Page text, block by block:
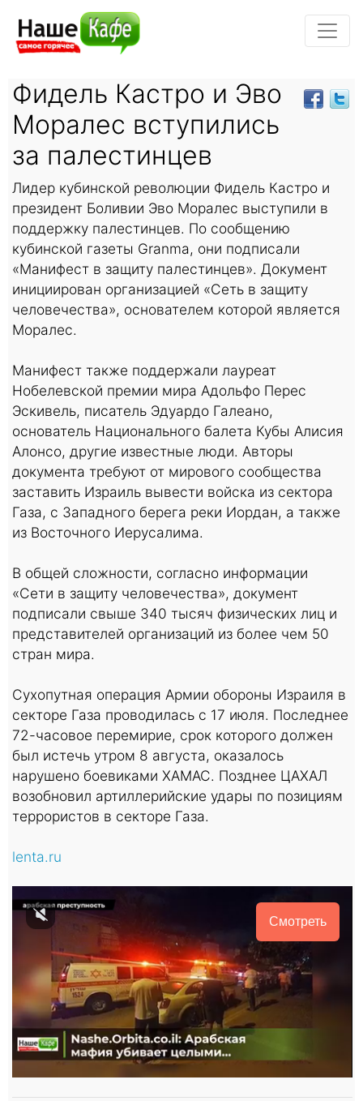
Фидель Кастро и Эво
Моралес вступились
за палестинцев
Лидер кубинской революции Фидель Кастро и
президент Боливии Эво Моралес выступили в
поддержку палестинцев. По сообщению
кубинской газеты Granma, они подписали
«Манифест в защиту палестинцев». Документ
инициирован организацией «Сеть в защиту
человечества», основателем которой является
Моралес.
Манифест также поддержали лауреат
Нобелевской премии мира Адольфо Перес
Эскивель, писатель Эдуардо Галеано,
основатель Национального балета Кубы Алисия
Алонсо, другие известные люди. Авторы
документа требуют от мирового сообщества
заставить Израиль вывести войска из сектора
Газа, с Западного берега реки Иордан, а также
из Восточного Иерусалима.
В общей сложности, согласно информации
«Сети в защиту человечества», документ
подписали свыше 340 тысяч физических лиц и
представителей организаций из более чем 50
стран мира.
Сухопутная операция Армии обороны Израиля в
секторе Газа проводилась с 17 июля. Последнее
72-часовое перемирие, срок которого должен
был истечь утром 8 августа, оказалось
нарушено боевиками ХАМАС. Позднее ЦАХАЛ
возобновил артиллерийские удары по позициям
террористов в секторе Газа.
lenta.ru
Смотреть